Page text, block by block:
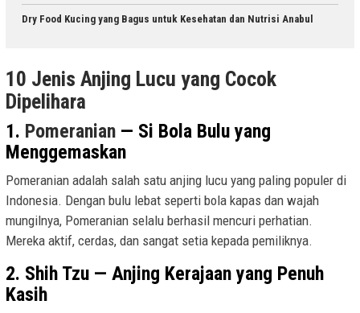
Dry Food Kucing yang Bagus untuk Kesehatan dan Nutrisi Anabul
10 Jenis Anjing Lucu yang Cocok
Dipelihara
1. Pomeranian — Si Bola Bulu yang
Menggemaskan
Pomeranian adalah salah satu anjing lucu yang paling populer di
Indonesia. Dengan bulu lebat seperti bola kapas dan wajah
mungilnya, Pomeranian selalu berhasil mencuri perhatian.
Mereka aktif, cerdas, dan sangat setia kepada pemiliknya.
2. Shih Tzu — Anjing Kerajaan yang Penuh
Kasih